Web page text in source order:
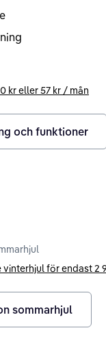
kreller57 kr / mån
och funktioner
vinterhjul för endast2
sommarhjul